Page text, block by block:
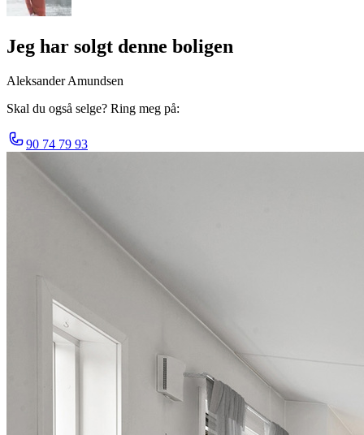
Jeg har solgt denne boligen
Aleksander Amundsen
Skal du også selge? Ring meg på:
90 74 79 93